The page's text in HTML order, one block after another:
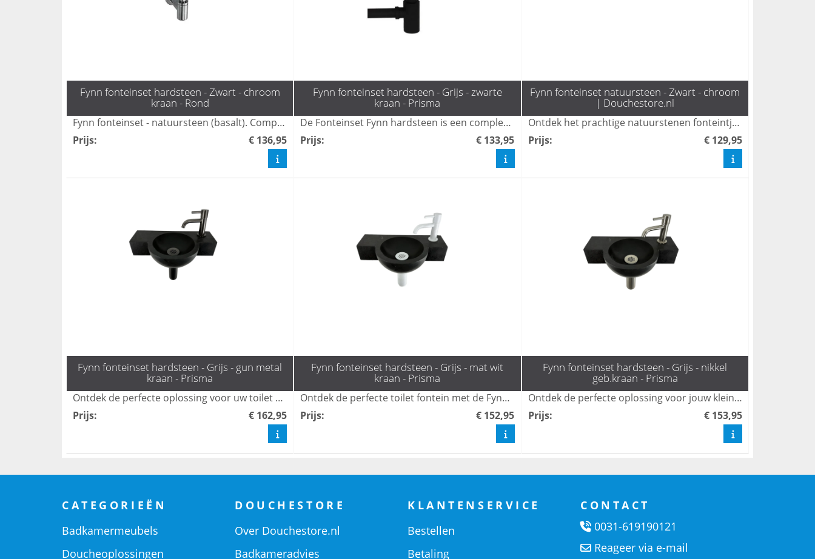
Fynn fonteinset hardsteen - Zwart - chroom
kraan - Rond
Fynn fonteinset - natuursteen (basalt). Compleet met kraan, sifon en plug; ideaal voor kleine toiletruimtes.
Prijs: € 136,95
Fynn fonteinset hardsteen - Grijs - zwarte
kraan - Prisma
De Fonteinset Fynn hardsteen is een complete en stijlvolle oplossing voor uw badkamer, bestaande uit een fontein, sifonset en kraan. Deze hoogwaardige set voegt een moderne uitstraling toe en is gemakkelijk te installeren, waardoor het een ideale keuze is voor elke renovatie of nieuwbouwproject. Duurzaam en praktisch, perfect voor het creëren van een luxe sfeer.
Prijs: € 133,95
Fynn fonteinset natuursteen - Zwart - chroom
| Douchestore.nl
Ontdek het prachtige natuurstenen fonteintje Fynn, compleet met een stijlvolle zilveren kruiskop kraan en sifon van L'aqua. Perfect voor elke toiletruimte, combineert dit fonteintje functionaliteit met een luxe uitstraling. Bestel nu en geef je toilet een moderne upgrade!
Prijs: € 129,95
Fynn fonteinset hardsteen - Grijs - gun metal
kraan - Prisma
Ontdek de perfecte oplossing voor uw toilet met de fonteinset Fynn van L'aqua, compleet met een stijlvolle gun metal kraan en sifon. Deze elegante toilet fonteintjes combineren functionaliteit met een modern design, waardoor ze een aanvulling zijn op elke toiletruimte. Bestel snel en geniet van de mooiste toilet fonteintjes voor uw huis.
Prijs: € 162,95
Fynn fonteinset hardsteen - Grijs - mat wit
kraan - Prisma
Ontdek de perfecte toilet fontein met de Fynn fonteinset van L'aqua, compleet met een stijlvolle mat witte kraan en sifon. Deze combinatie biedt niet alleen functionaliteit, maar ook een moderne uitstraling voor uw toilet. Bestel snel en geef uw ruimte een frisse upgrade met de mooiste toilet fonteintjes!
Prijs: € 152,95
Fynn fonteinset hardsteen - Grijs - nikkel
geb.kraan - Prisma
Ontdek de perfecte oplossing voor jouw kleine badkamer met de stijlvolle toilet fonteinset Fynn van L'aqua. Deze set, compleet met een moderne geborsteld nikkel kraan en een efficiënte sifon, biedt zowel functionaliteit als design. Bestel snel en geef jouw toiletruimte een frisse uitstraling met deze prachtige fonteintjes.
Prijs: € 153,95
CATEGORIEËN
Badkamermeubels
Doucheoplossingen
DOUCHESTORE
Over Douchestore.nl
Badkameradvies
KLANTENSERVICE
Bestellen
Betaling
CONTACT
0031-619190121
Reageer via e-mail